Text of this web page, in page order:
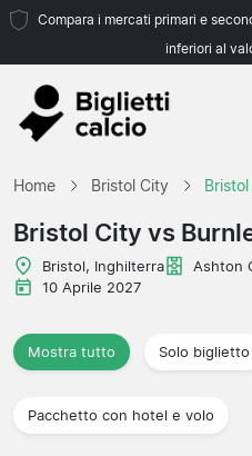
Compara i mercati primari e
inferiori al
Home Bristol City
Bristol City vs
Bristol, Inghilterra Ashton
10 Aprile 2027
Mostra tutto Solo biglietto
Pacchetto con hotel e volo